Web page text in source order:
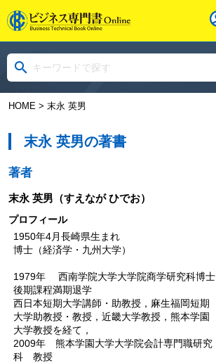
HOME> 末永 英男
末永 英男の著書
著者
末永 英男 （すえなが ひでお）
プロフィール
1950年4月長崎県生まれ
博士（経済学・九州大学）
1979年 西南学院大学大学院商学研究科博士
後期課程満期退学
西日本短期大学講師・助教授，麻生福岡短期
大学助教授・教授，近畿大学教授，熊本学園
大学教授を経て，
2009年 熊本学園大学大学院会計専門職研究
科 教授